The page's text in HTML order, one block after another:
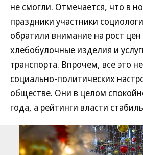
не смогли. Отмечается, что в
праздники участники
обратили внимание на рост цен
хлебобулочные изделия и
транспорта. Впрочем, все это
социально-политических
обществе. Они в целом
года, а рейтинги власти